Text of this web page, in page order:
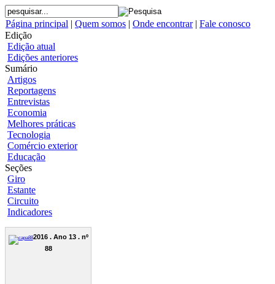
Página principal | Quem somos | Onde encontrar| Fale conosco
Edição
Edição atual
Edições anteriores
Sumário
Artigos
Reportagens
Entrevistas
Economia
Melhores práticas
Tecnologia
Comércio exterior
Educação
Seções
Giro
Estante
Circuito
Indicadores
2016 . Ano 13 . nº
88